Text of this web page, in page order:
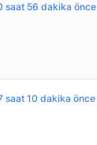
saat 56 dakika önce
saat 10 dakika önce